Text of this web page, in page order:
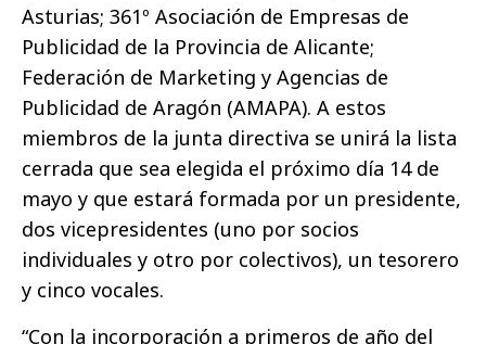
Asturias; 361º Asociación de Empresas de
Publicidad de la Provincia de Alicante;
Federación de Marketing y Agencias de
Publicidad de Aragón (AMAPA). A estos
miembros de la junta directiva se unirá la lista
cerrada que sea elegida el próximo día 14 de
mayo y que estará formada por un presidente,
dos vicepresidentes (uno por socios
individuales y otro por colectivos), un tesorero
y cinco vocales.
“Con la incorporación a primeros de año del